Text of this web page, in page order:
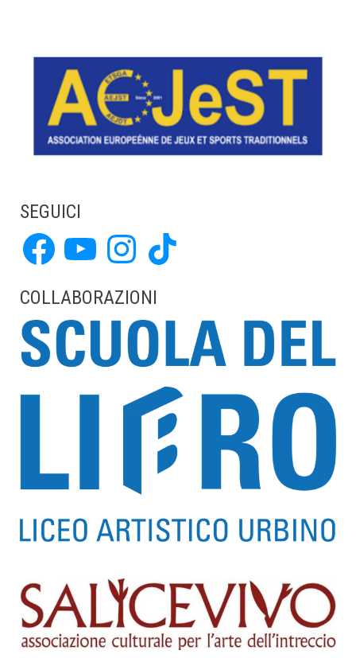
SEGUICI
FacebookYouTube Instagram TikTok
COLLABORAZIONI